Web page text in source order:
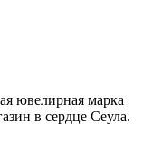
ювелирная марка
в сердце Сеула.